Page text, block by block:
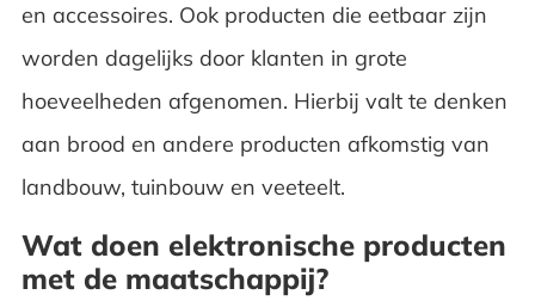
en accessoires. Ook producten die eetbaar zijn
worden dagelijks door klanten in grote
hoeveelheden afgenomen. Hierbij valt te denken
aan brood en andere producten afkomstig van
landbouw, tuinbouw en veeteelt.
Wat doen elektronische producten
met de maatschappij?